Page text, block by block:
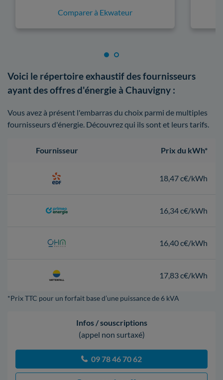
Comparer à Ekwateur
Voici le répertoire exhaustif des fournisseurs
ayant des offres d'énergie à Chauvigny :
Vous avez à présent l'embarras du choix parmi de multiples
fournisseurs d'énergie. Découvrez qui ils sont et leurs tarifs.
Fournisseur Prix du kWh*
18,47 c€/kWh
16,34 c€/kWh
16,40 c€/kWh
17,83 c€/kWh
*Prix TTC pour un forfait base d’une puissance de 6 kVA
Infos / souscriptions
(appel non surtaxé)
09 78 46 70 62